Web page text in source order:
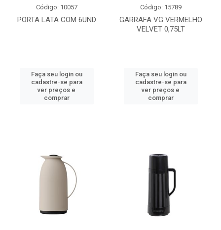
PORTA LATA COM 6UND
Código: 10057
Faça seu login ou
cadastre-se para
ver preços e
comprar
GARRAFA VG VERMELHO
VELVET 0,75LT
Código: 15789
Faça seu login ou
cadastre-se para
ver preços e
comprar